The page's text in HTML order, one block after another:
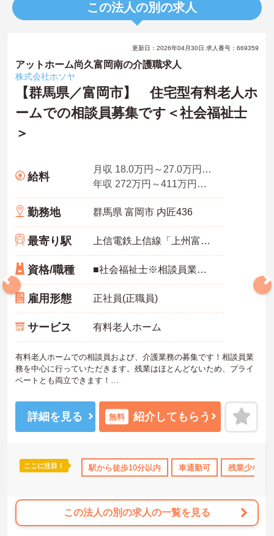
この法人の別の求人
･育休･介護休暇取得実績あり 社会保険完備 交通費支給
更新日：2026年04月30日 求人番号：669359
アットホーム尚久富岡南の介護職求人
株式会社ホソヤ
【群馬県／富岡市】 住宅型有料老人ホ
ームでの相談員募集です＜社会福祉士
＞
給料
月収 18.0万円～27.0万円資格手当含む
年収 272万円～411万円概算（賞与3.5ヶ月分の場合）
勤務地 群馬県 富岡市 内匠436
最寄り駅 上信電鉄上信線「上州富岡駅」徒歩1分
資格/職種 ■社会福祉士※相談員業務経験ある方 ■普通自動車運転免許
雇用形態 正社員(正職員)
サービス 有料老人ホーム
有料老人ホームでの相談員および、介護業務の募集です！相談員業
務を中心に行っていただきます。残業はほとんどないため、プライ
ベートとも両立できます！
すのでお気軽にご相談ください。
詳細を見る 無料 紹介してもらう
ここに注目！ 駅から徒歩10分以内 車通勤可 残業少なめ
この法人の別の求人の一覧を見る